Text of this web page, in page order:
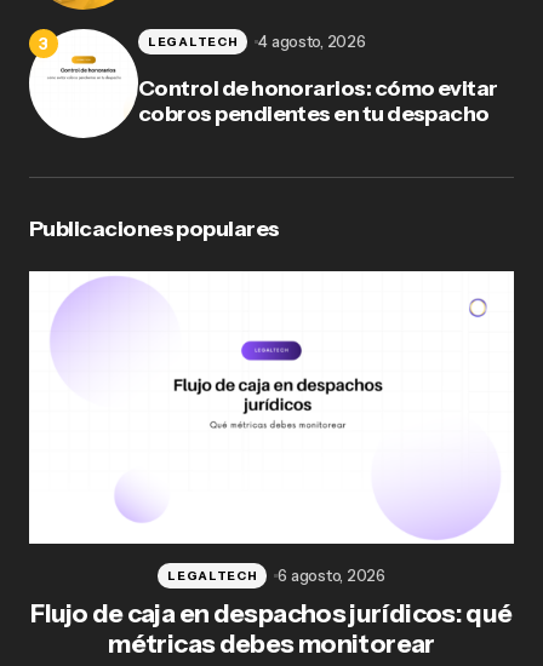
Control de honorarios: cómo evitar
cobros pendientes en tu despacho
LEGALTECH 4 agosto, 2026
Publicaciones populares
Flujo de caja en despachos jurídicos: qué
métricas debes monitorear
LEGALTECH 6 agosto, 2026